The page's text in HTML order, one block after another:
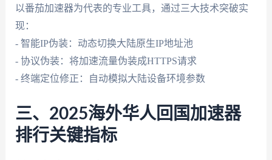
以番茄加速器为代表的专业工具，通过三大技术突破实
现：
- 智能IP伪装：动态切换大陆原生IP地址池
- 协议伪装：将加速流量伪装成HTTPS请求
- 终端定位修正：自动模拟大陆设备环境参数
三、2025海外华人回国加速器
排行关键指标